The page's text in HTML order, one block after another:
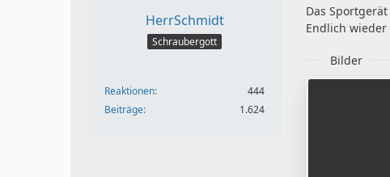
HerrSchmidt
Schraubergott
Reaktionen
444
Beiträge
1.624
Das
Endlich
Bilder